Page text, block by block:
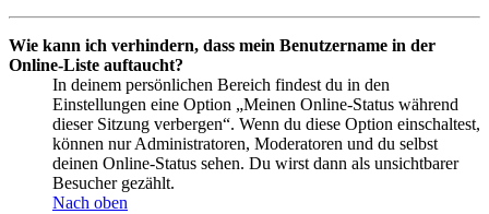
Wie kann ich verhindern, dass mein Benutzername in der
Online-Liste auftaucht?
In deinem persönlichen Bereich findest du in den
Einstellungen eine Option „Meinen Online-Status während
dieser Sitzung verbergen“. Wenn du diese Option einschaltest,
können nur Administratoren, Moderatoren und du selbst
deinen Online-Status sehen. Du wirst dann als unsichtbarer
Besucher gezählt.
Nach oben